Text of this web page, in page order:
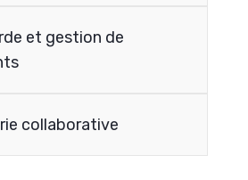
et gestion de
collaborative